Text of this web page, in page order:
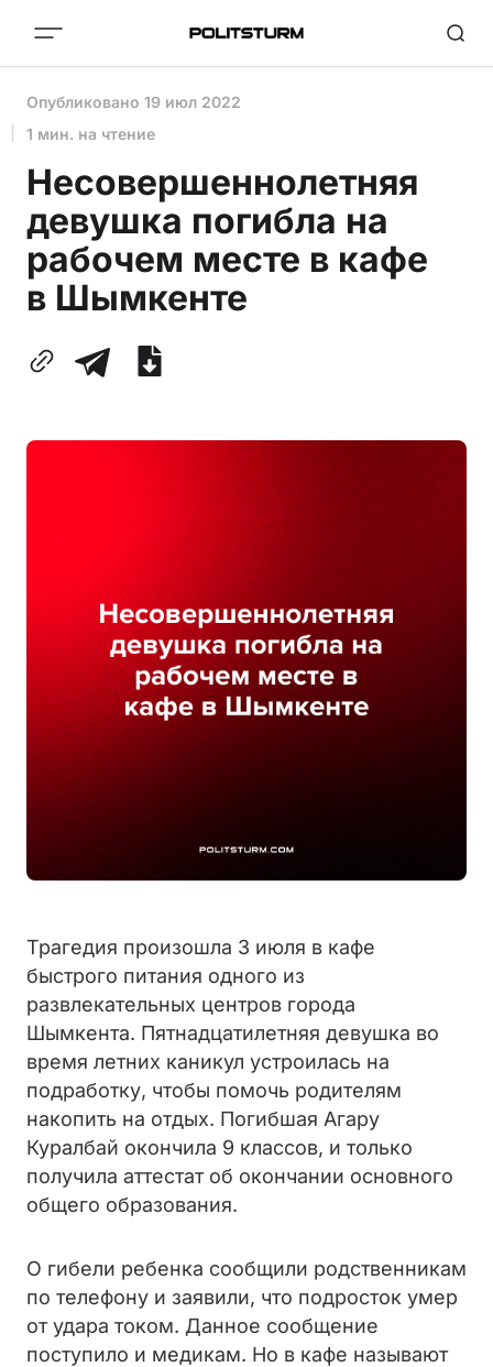
Опубликовано 19 июл 2022
1 мин. на чтение
Несовершеннолетняя
девушка погибла на
рабочем месте в кафе
в Шымкенте
Трагедия произошла 3 июля в кафе
быстрого питания одного из
развлекательных центров города
Шымкента. Пятнадцатилетняя девушка во
время летних каникул устроилась на
подработку, чтобы помочь родителям
накопить на отдых. Погибшая Агару
Куралбай окончила 9 классов, и только
получила аттестат об окончании основного
общего образования.
О гибели ребенка сообщили родственникам
по телефону и заявили, что подросток умер
от удара током. Данное сообщение
поступило и медикам. Но в кафе называют